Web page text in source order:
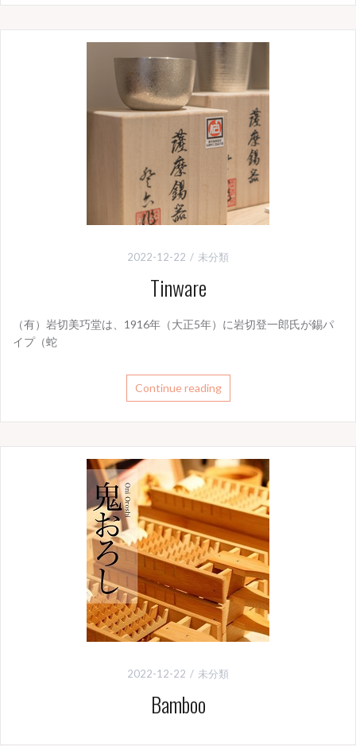
2022-12-22 未分類
Tinware
（有）岩切美巧堂は、1916年（大正5年）に岩切登一郎氏が錫パ
イプ（蛇
Continue reading
2022-12-22 未分類
Bamboo